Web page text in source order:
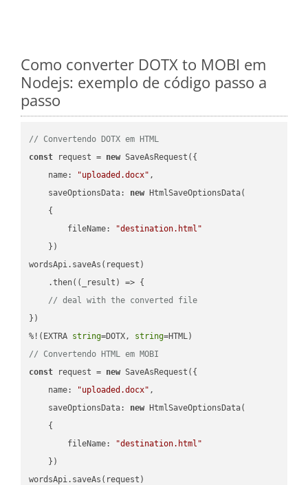
Como converter DOTX to MOBI em
Nodejs: exemplo de código passo a
passo
// Convertendo DOTX em HTML
const request = new SaveAsRequest({
name: "uploaded.docx" ,
saveOptionsData: new HtmlSaveOptionsData(
    {
fileName:
"destination.html"
    })
wordsApi.saveAs(request)
    .then(
( _result ) => {
// deal with the converted file
})
%!(EXTRA string=DOTX, string
// Convertendo HTML em MOBI
const request = new SaveAsRequest({
name: "uploaded.docx" ,
saveOptionsData: new HtmlSaveOptionsData(
    {
fileName:
"destination.html"
    })
wordsApi.saveAs(request)